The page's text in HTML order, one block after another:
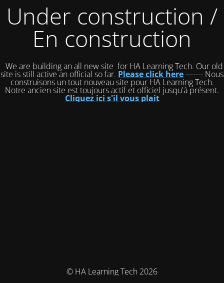
Under construction /
En construction
We are building an all new site for HA Learning Tech. Our old
site is still active an official so far. Please click here------- Nous
construisons un tout nouveau site pour HA Learning Tech.
Notre ancien site est toujours actif et officiel jusqu'à présent.
Cliquez ici s'il vous plait
© HA Learning Tech 2026